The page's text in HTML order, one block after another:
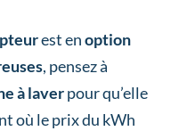
est enoption
, pensez à
à laverpour qu’elle
où le prix du kWh